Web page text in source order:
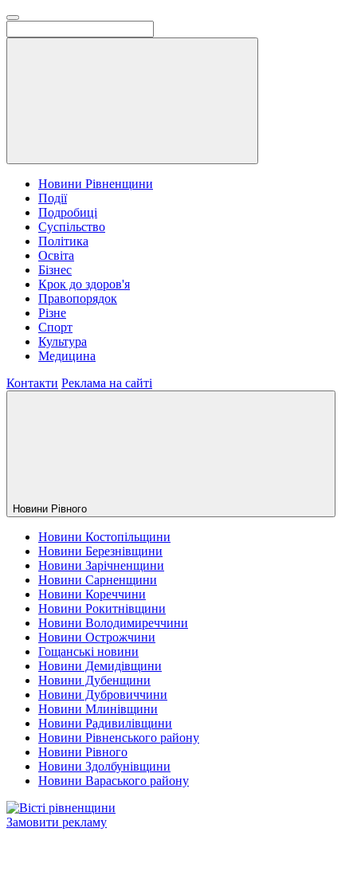
Новини Рівненщини
Події
Подробиці
Суспільство
Політика
Освіта
Бізнес
Крок до здоров'я
Правопорядок
Різне
Спорт
Культура
Медицина
Контакти Реклама на сайті
Новини Рiвного
Новини Костопільщини
Новини Березнівщини
Новини Зарічненщини
Новини Сарненщини
Новини Кореччини
Новини Рокитнівщини
Новини Володимиреччини
Новини Острожчини
Гощанські новини
Новини Демидівщини
Новини Дубенщини
Новини Дубровиччини
Новини Млинівщини
Новини Радивилівщини
Новини Рівненського району
Новини Рівного
Новини Здолбунівщини
Новини Вараського району
Замовити рекламу